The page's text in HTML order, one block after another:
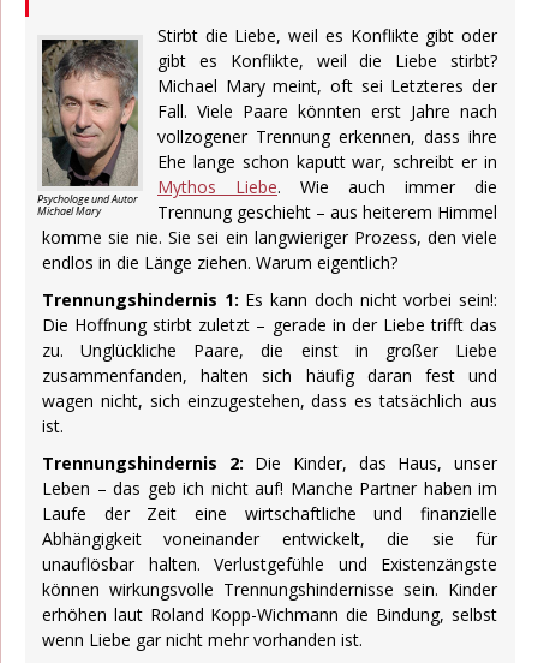
Psychologe und Autor
Michael Mary
Stirbt die Liebe, weil es Konflikte gibt oder
gibt es Konflikte, weil die Liebe stirbt?
Michael Mary meint, oft sei Letzteres der
Fall. Viele Paare könnten erst Jahre nach
vollzogener Trennung erkennen, dass ihre
Ehe lange schon kaputt war, schreibt er in
Mythos Liebe. Wie auch immer die
Trennung geschieht – aus heiterem Himmel
komme sie nie. Sie sei ein langwieriger Prozess, den viele
endlos in die Länge ziehen. Warum eigentlich?
Trennungshindernis 1: Es kann doch nicht vorbei sein!:
Die Hoffnung stirbt zuletzt – gerade in der Liebe trifft das
zu. Unglückliche Paare, die einst in großer Liebe
zusammenfanden, halten sich häufig daran fest und
wagen nicht, sich einzugestehen, dass es tatsächlich aus
ist.
Trennungshindernis 2: Die Kinder, das Haus, unser
Leben – das geb ich nicht auf! Manche Partner haben im
Laufe der Zeit eine wirtschaftliche und finanzielle
Abhängigkeit voneinander entwickelt, die sie für
unauflösbar halten. Verlustgefühle und Existenzängste
können wirkungsvolle Trennungshindernisse sein. Kinder
erhöhen laut Roland Kopp-Wichmann die Bindung, selbst
wenn Liebe gar nicht mehr vorhanden ist.